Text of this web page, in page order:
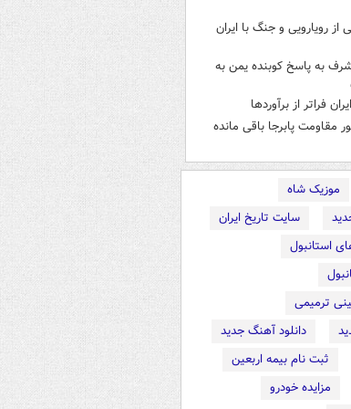
رویارویی و جنگ با ایران
به پاسخ کوبنده یمن به
فراتر از برآوردها
مقاومت پابرجا باقی مانده
موزیک شاه
سایت تاریخ ایران
استانبول
ترمیمی
دانلود آهنگ جدید
ثبت نام بیمه اربعین
مزایده خودرو